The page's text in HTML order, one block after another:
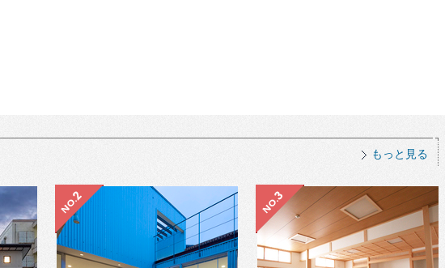
もっと見る